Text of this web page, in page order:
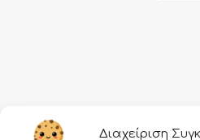
Διαχείριση